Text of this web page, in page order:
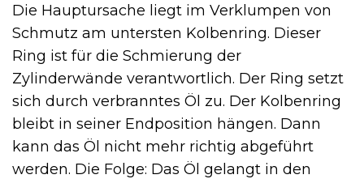
Die Hauptursache liegt im Verklumpen von
Schmutz am untersten Kolbenring. Dieser
Ring ist für die Schmierung der
Zylinderwände verantwortlich. Der Ring setzt
sich durch verbranntes Öl zu. Der Kolbenring
bleibt in seiner Endposition hängen. Dann
kann das Öl nicht mehr richtig abgeführt
werden. Die Folge: Das Öl gelangt in den